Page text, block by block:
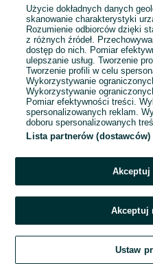
Przejdź na
Użycie dokładnych danych
skanowanie charakterystyki
Rozumienie odbiorców dzięki
z różnych źródeł.
dostęp do nich. Pomiar
ulepszanie usług. Tworzenie
Tworzenie profili w celu
Wykorzystywanie
Wykorzystywanie
Pomiar efektywności treści.
spersonalizowanych reklam.
doboru spersonalizowanych
Lista partnerów (dostawców)
Akceptuj
Akceptuj
Ustaw